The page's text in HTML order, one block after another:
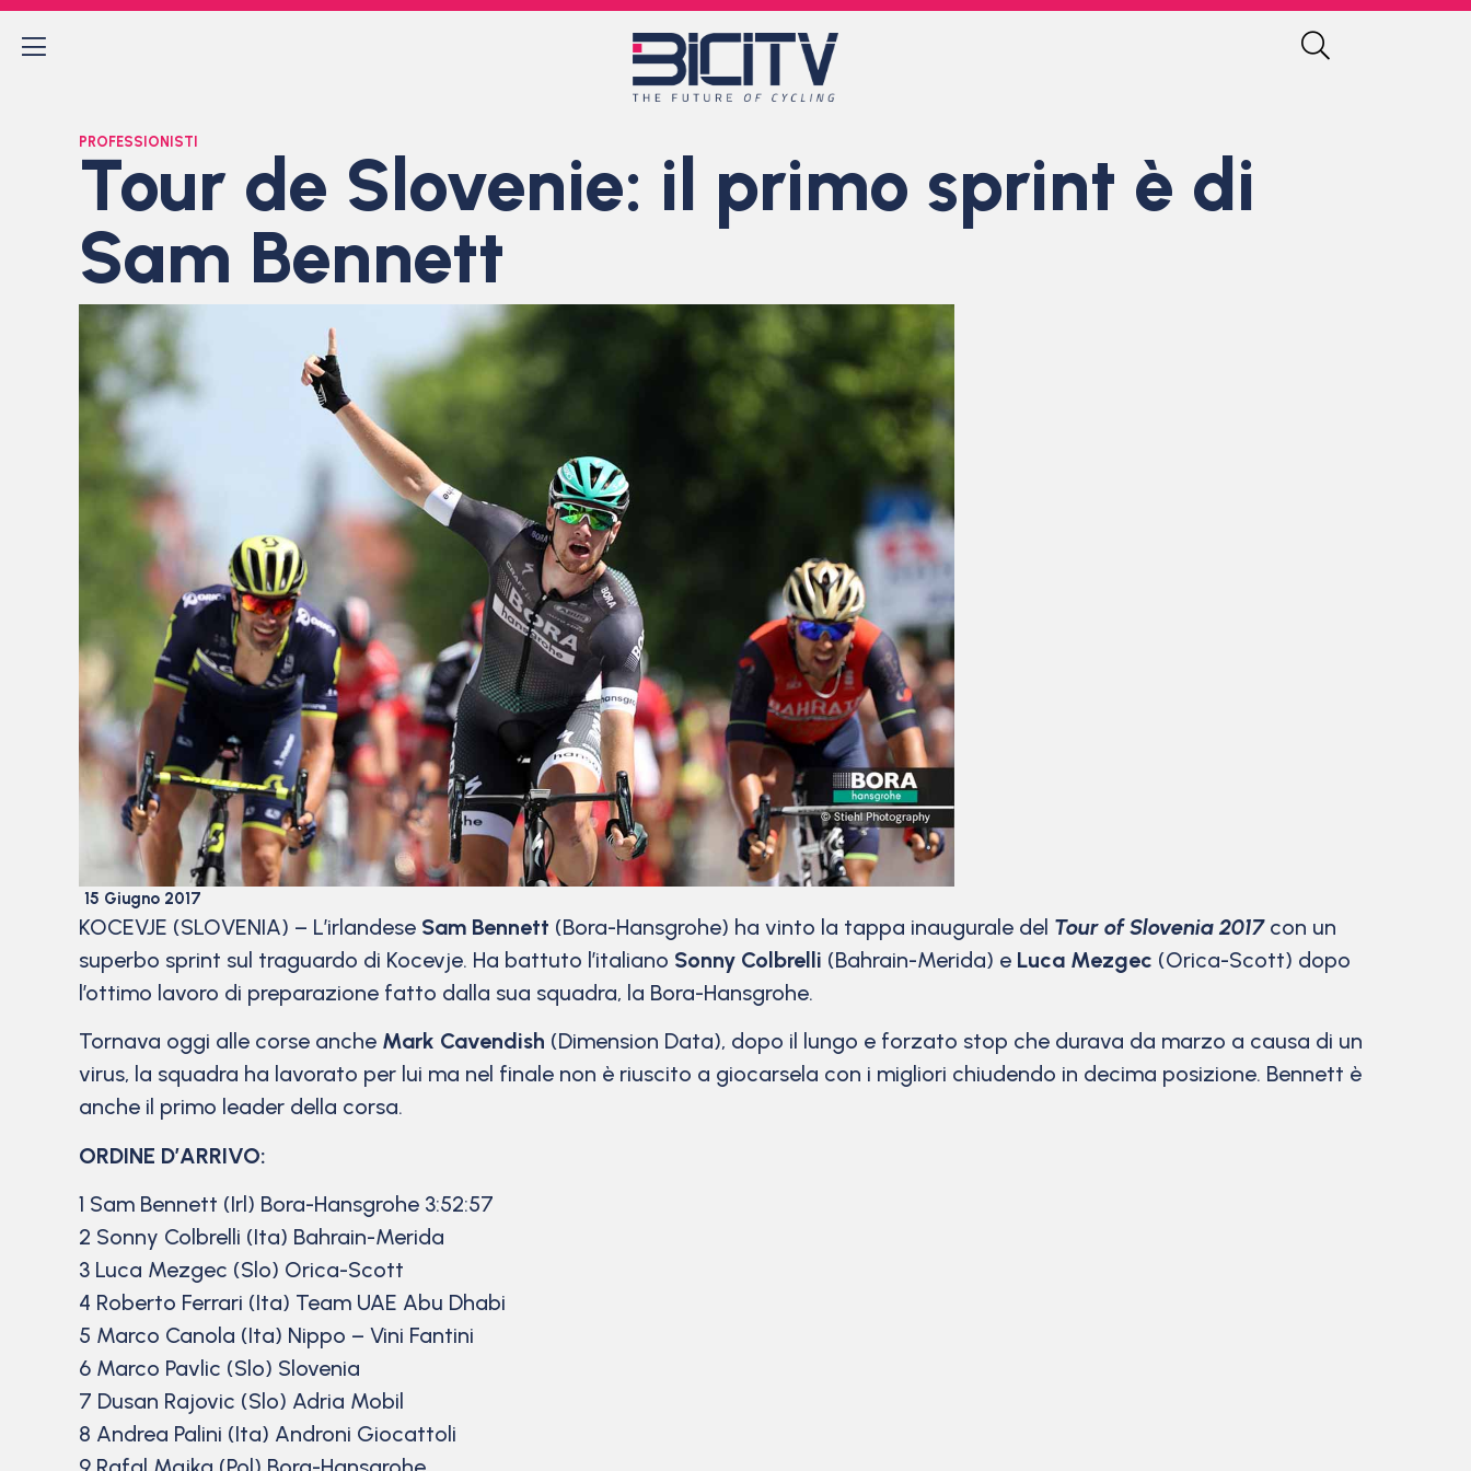
PROFESSIONISTI
Tour de Slovenie: il primo sprint è di
Sam Bennett
15 Giugno 2017
KOCEVJE (SLOVENIA) – L’irlandese Sam Bennett (Bora-Hansgrohe) ha vinto la tappa inaugurale del Tour of Slovenia 2017con un
superbo sprint sul traguardo di Kocevje. Ha battuto l’italiano Sonny Colbrelli (Bahrain-Merida) e Luca Mezgec (Orica-Scott) dopo
l’ottimo lavoro di preparazione fatto dalla sua squadra, la Bora-Hansgrohe.
Tornava oggi alle corse anche Mark Cavendish (Dimension Data), dopo il lungo e forzato stop che durava da marzo a causa di un
virus, la squadra ha lavorato per lui ma nel finale non è riuscito a giocarsela con i migliori chiudendo in decima posizione. Bennett è
anche il primo leader della corsa.
ORDINE D’ARRIVO:
1 Sam Bennett (Irl) Bora-Hansgrohe 3:52:57
2 Sonny Colbrelli (Ita) Bahrain-Merida
3 Luca Mezgec (Slo) Orica-Scott
4 Roberto Ferrari (Ita) Team UAE Abu Dhabi
5 Marco Canola (Ita) Nippo – Vini Fantini
6 Marco Pavlic (Slo) Slovenia
7 Dusan Rajovic (Slo) Adria Mobil
8 Andrea Palini (Ita) Androni Giocattoli